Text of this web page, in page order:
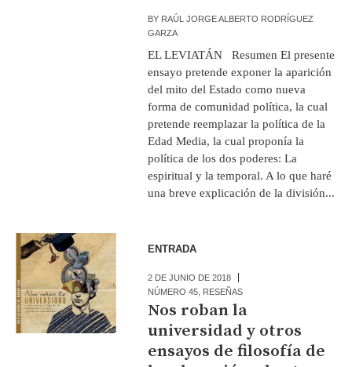
BY RAÚL JORGE ALBERTO RODRÍGUEZ
GARZA
EL LEVIATÁN Resumen El presente
ensayo pretende exponer la aparición
del mito del Estado como nueva
forma de comunidad política, la cual
pretende reemplazar la política de la
Edad Media, la cual proponía la
política de los dos poderes: La
espiritual y la temporal. A lo que haré
una breve explicación de la división...
ENTRADA
2 DE JUNIO DE 2018
NÚMERO 45 RESEÑAS
Nos roban la
universidad y otros
ensayos de filosofía de